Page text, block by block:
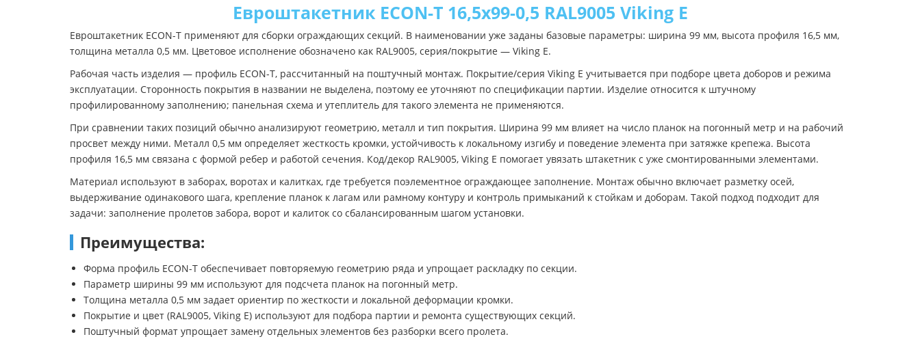
Евроштакетник ECON-T 16,5х99-0,5 RAL9005 Viking E
Евроштакетник ECON-T применяют для сборки ограждающих секций. В наименовании уже заданы базовые параметры: ширина 99 мм, высота профиля 16,5 мм,
толщина металла 0,5 мм. Цветовое исполнение обозначено как RAL9005, серия/покрытие — Viking E.
Рабочая часть изделия — профиль ECON-T, рассчитанный на поштучный монтаж. Покрытие/серия Viking E учитывается при подборе цвета доборов и режима
эксплуатации. Сторонность покрытия в названии не выделена, поэтому ее уточняют по спецификации партии. Изделие относится к штучному
профилированному заполнению; панельная схема и утеплитель для такого элемента не применяются.
При сравнении таких позиций обычно анализируют геометрию, металл и тип покрытия. Ширина 99 мм влияет на число планок на погонный метр и на рабочий
просвет между ними. Металл 0,5 мм определяет жесткость кромки, устойчивость к локальному изгибу и поведение элемента при затяжке крепежа. Высота
профиля 16,5 мм связана с формой ребер и работой сечения. Код/декор RAL9005, Viking E помогает увязать штакетник с уже смонтированными элементами.
Материал используют в заборах, воротах и калитках, где требуется поэлементное ограждающее заполнение. Монтаж обычно включает разметку осей,
выдерживание одинакового шага, крепление планок к лагам или рамному контуру и контроль примыканий к стойкам и доборам. Такой подход подходит для
задачи: заполнение пролетов забора, ворот и калиток со сбалансированным шагом установки.
Преимущества:
Форма профиль ECON-T обеспечивает повторяемую геометрию ряда и упрощает раскладку по секции.
Параметр ширины 99 мм используют для подсчета планок на погонный метр.
Толщина металла 0,5 мм задает ориентир по жесткости и локальной деформации кромки.
Покрытие и цвет (RAL9005, Viking E) используют для подбора партии и ремонта существующих секций.
Поштучный формат упрощает замену отдельных элементов без разборки всего пролета.